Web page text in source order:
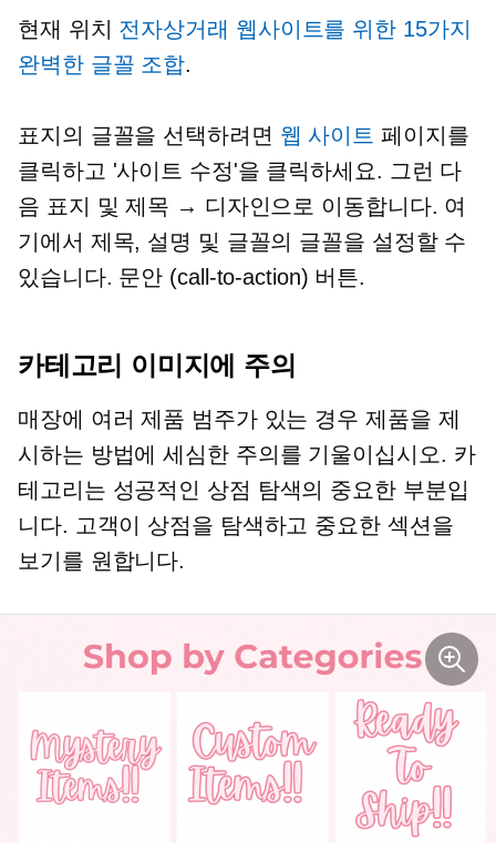
현재 위치 전자상거래 웹사이트를 위한 15가지
완벽한 글꼴 조합.
표지의 글꼴을 선택하려면 웹 사이트 페이지를
클릭하고 '사이트 수정'을 클릭하세요. 그런 다
음 표지 및 제목 → 디자인으로 이동합니다. 여
기에서 제목, 설명 및 글꼴의 글꼴을 설정할 수
있습니다. 문안 (call-to-action) 버튼.
카테고리 이미지에 주의
매장에 여러 제품 범주가 있는 경우 제품을 제
시하는 방법에 세심한 주의를 기울이십시오. 카
테고리는 성공적인 상점 탐색의 중요한 부분입
니다. 고객이 상점을 탐색하고 중요한 섹션을
보기를 원합니다.